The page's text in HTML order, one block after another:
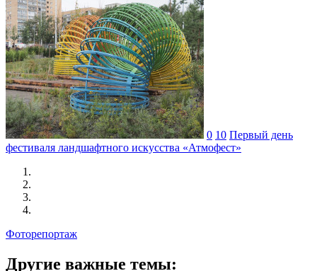
0 10 Первый день
фестиваля ландшафтного искусства «Атмофест»
Фоторепортаж
Другие важные темы: